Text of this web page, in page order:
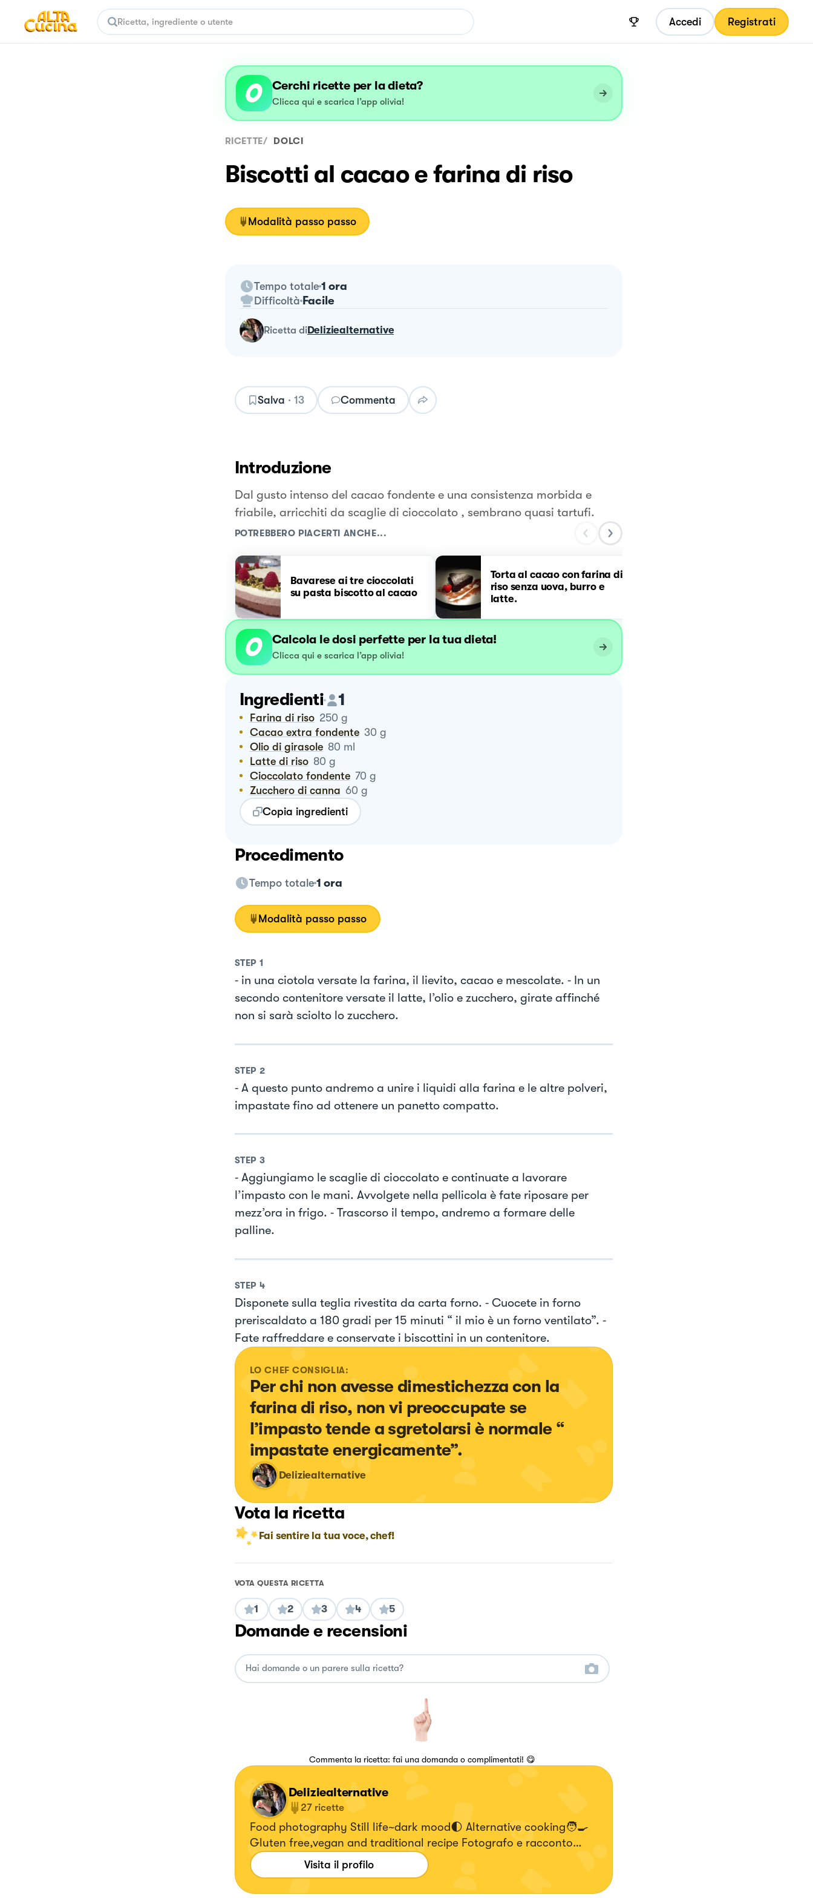
Accedi Registrati
Cerchi ricette per la dieta?
Clicca qui e scarica l’app olivia!
RICETTE/ DOLCI
Biscotti al cacao e farina di riso
Modalità passo passo
Tempo totale 1 ora
Difficoltà Facile
ricetta diDeliziealternative
Salva · 13 Commenta
Introduzione
Dal gusto intenso del cacao fondente e una consistenza morbida e
friabile, arricchiti da scaglie di cioccolato , sembrano quasi tartufi.
POTREBBERO PIACERTI ANCHE...
Bavarese ai tre cioccolati
su pasta biscotto al cacao
Torta al cacao con farina di
riso senza uova, burro e
latte.
Calcola le dosi perfette per la tua dieta!
Clicca qui e scarica l’app olivia!
Ingredienti 1
Farina di riso 250 g
Cacao extra fondente 30 g
Olio di girasole 80 ml
Latte di riso 80 g
Cioccolato fondente 70 g
Zucchero di canna 60 g
Copia ingredienti
Procedimento
Tempo totale 1 ora
Modalità passo passo
STEP 1
⁃ in una ciotola versate la farina, il lievito, cacao e mescolate. ⁃ In un
secondo contenitore versate il latte, l’olio e zucchero, girate affinché
non si sarà sciolto lo zucchero.
STEP 2
⁃ A questo punto andremo a unire i liquidi alla farina e le altre polveri,
impastate fino ad ottenere un panetto compatto.
STEP 3
⁃ Aggiungiamo le scaglie di cioccolato e continuate a lavorare
l’impasto con le mani. Avvolgete nella pellicola è fate riposare per
mezz’ora in frigo. ⁃ Trascorso il tempo, andremo a formare delle
palline.
STEP 4
Disponete sulla teglia rivestita da carta forno. ⁃ Cuocete in forno
preriscaldato a 180 gradi per 15 minuti “ il mio è un forno ventilato”. ⁃
Fate raffreddare e conservate i biscottini in un contenitore.
LO CHEF CONSIGLIA:
Per chi non avesse dimestichezza con la
farina di riso, non vi preoccupate se
l’impasto tende a sgretolarsi è normale “
impastate energicamente”.
Deliziealternative
Vota la ricetta
Fai sentire la tua voce, chef!
VOTA QUESTA RICETTA
1 2 3 4 5
Domande e recensioni
Commenta la ricetta: fai una domanda o complimentati! 😋
Deliziealternative
27 ricette
Food photography Still life~dark mood🌓 Alternative cooking🧑‍🍳
Gluten free,vegan and traditional recipe Fotografo e racconto
ricette💫 #bricioledidolce Seguitemi su 👇🏻 Instagram
@delizie_alternative
Visita il profilo